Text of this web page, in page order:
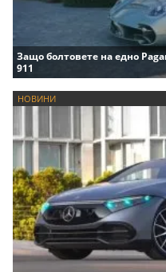
Защо болтовете на едно
911
НОВИНИ